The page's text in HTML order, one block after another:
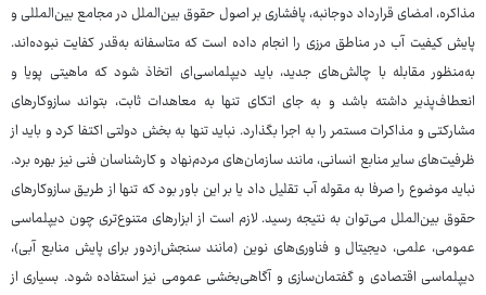
مذاکره، امضای قرارداد دوجانبه، پافشاری بر اصول حقوق بین‌الملل در مجامع بین‌المللی و
پایش کیفیت آب در مناطق مرزی را انجام داده است که متاسفانه به‌قدر کفایت نبوده‌اند.
به‌منظور مقابله با چالش‌های جدید، باید دیپلماسی‌ای اتخاذ شود که ماهیتی پویا و
انعطاف‌پذیر داشته باشد و به جای اتکای تنها به معاهدات ثابت، بتواند سازوکارهای
مشارکتی و مذاکرات مستمر را به اجرا بگذارد. نباید تنها به بخش دولتی اکتفا کرد و باید از
ظرفیت‌های سایر منابع انسانی، مانند سازمان‌های مردم‌نهاد و کارشناسان فنی نیز بهره برد.
نباید موضوع را صرفا به مقوله آب تقلیل داد یا بر این باور بود که تنها از طریق سازوکارهای
حقوق بین‌الملل می‌توان به نتیجه رسید. لازم است از ابزارهای متنوع‌تری چون دیپلماسی
عمومی، علمی، دیجیتال و فناوری‌های نوین (مانند سنجش‌ازدور برای پایش منابع آبی)،
دیپلماسی اقتصادی و گفتمان‌سازی و آگاهی‌بخشی عمومی نیز استفاده شود. بسیاری از